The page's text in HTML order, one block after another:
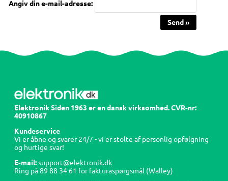
Angiv din e-mail-adresse:
Send »
Elektronik Siden 1963 er en dansk virksomhed. CVR-nr:
40910867
Kundeservice
Vi er åbne og svarer 24/7 - vi er stolte af personlig opfølgning
og hurtige svar!
E-mail:support@elektronik.dk
Ring på89 88 34 61 for fakturaspørgsmål (Walley)